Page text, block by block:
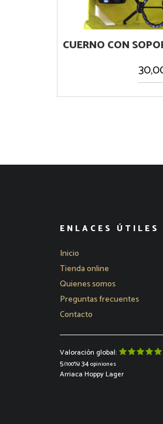
RODENBACH
ENLACES ÚTILES
Inicio
Tienda online
Quienes somos
Preguntas frecuentes
Contacto
Valoración global:
5(100%)34opiniones
Arriaca Hoppy Lager